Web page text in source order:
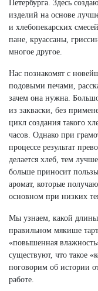
Петербурга. Здесь
изделий на основе
и хлебопекарских
пане, круассаны,
многое другое.
Нас познакомят с
подовыми печами,
зачем она нужна.
из закваски, без
цикл создания такого
часов. Однако при
процессе результат
делается хлеб, тем
больше приносит
аромат, которые
основном при низких
Мы узнаем, какой длины
правильном мякише
«повышенная
существуют, что такое
поговорим об истории
работе.